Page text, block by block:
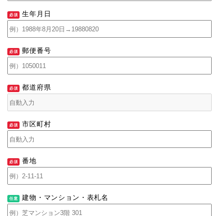
生年月日
郵便番号
都道府県
市区町村
番地
建物・マンション・表札名